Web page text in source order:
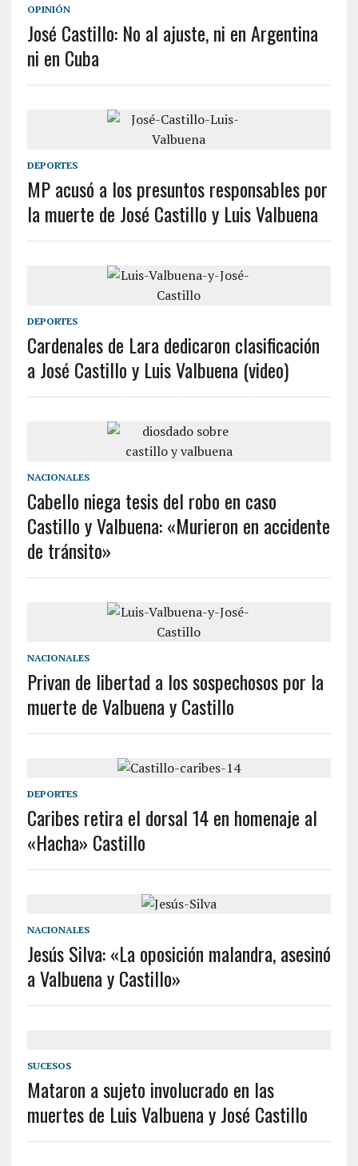
OPINIÓN
José Castillo: No al ajuste, ni en Argentina
ni en Cuba
DEPORTES
MP acusó a los presuntos responsables por
la muerte de José Castillo y Luis Valbuena
DEPORTES
Cardenales de Lara dedicaron clasificación
a José Castillo y Luis Valbuena (video)
NACIONALES
Cabello niega tesis del robo en caso
Castillo y Valbuena: «Murieron en accidente
de tránsito»
NACIONALES
Privan de libertad a los sospechosos por la
muerte de Valbuena y Castillo
DEPORTES
Caribes retira el dorsal 14 en homenaje al
«Hacha» Castillo
NACIONALES
Jesús Silva: «La oposición malandra, asesinó
a Valbuena y Castillo»
SUCESOS
Mataron a sujeto involucrado en las
muertes de Luis Valbuena y José Castillo